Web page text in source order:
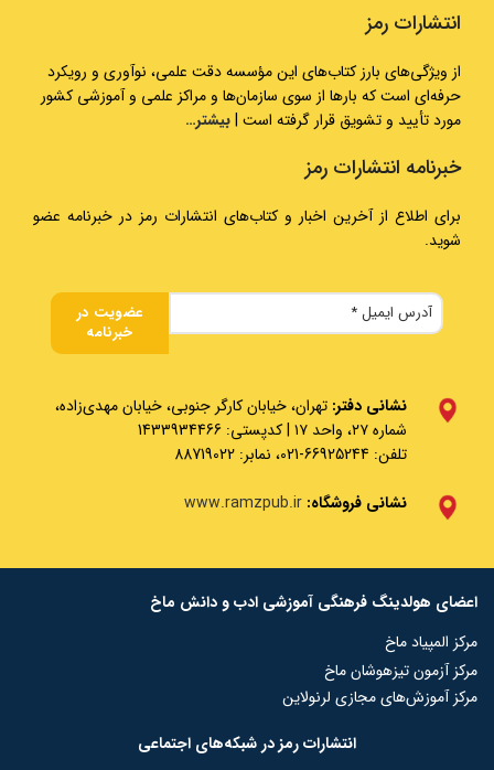
انتشارات رمز
از ویژگی‌های بارز کتاب‌های این مؤسسه دقت علمی، نوآوری و رویکرد
حرفه‌ای است که بارها از سوی سازمان‌ها و مراکز علمی و آموزشی کشور
مورد تأیید و تشویق قرار گرفته است |بیشتر…
خبرنامه انتشارات رمز
برای اطلاع از آخرین اخبار و کتاب‌های انتشارات رمز در خبرنامه عضو
شوید.
نشانی دفتر: تهران، خیابان کارگر جنوبی، خیابان مهدی‌زاده،
شماره ۲۷، واحد ۱۷ | کدپستی: 1433934466
تلفن: 66925244-021، نمابر: 88719022
نشانی فروشگاه: www.ramzpub.ir
اعضای هولدینگ فرهنگی آموزشی ادب و دانش ماخ
مرکز المپیاد ماخ
مرکز آزمون تیزهوشان ماخ
مرکز آموزش‌های مجازی لرنولاین
انتشارات رمز در شبکه‌‌های اجتماعی